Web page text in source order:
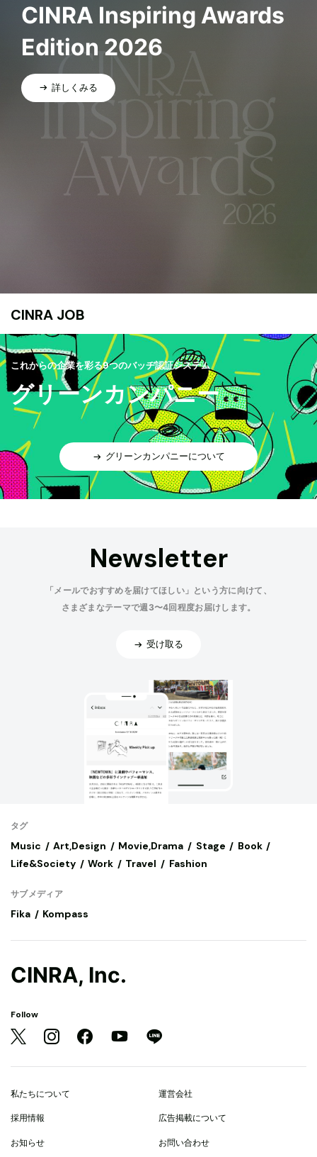
CINRA Inspiring Awards
Edition 2026
詳しくみる
CINRA JOB
これからの企業を彩る9つのバッヂ認証システム
グリーンカンパニー
グリーンカンパニーについて
Newsletter
「メールでおすすめを届けてほしい」という方に向けて、
さまざまなテーマで週3〜4回程度お届けします。
受け取る
タグ
Music Art,Design Movie,Drama Stage
Book
Life&Society
Work Travel Fashion
サブメディア
Fika Kompass
CINRA, Inc.
Follow
私たちについて 運営会社
採用情報 広告掲載について
お知らせ お問い合わせ